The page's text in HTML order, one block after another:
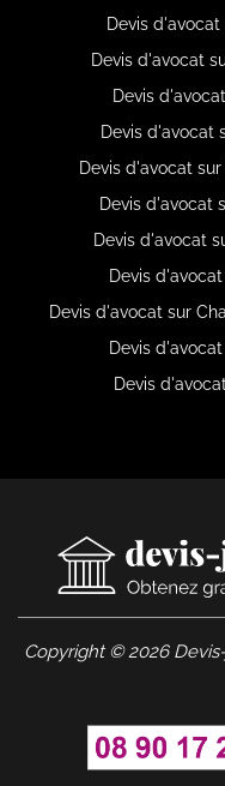
Devis
Devis d'avocat
Devis
Devis d'avocat
Devis d'avocat
Devis d'avocat
Devis d'avocat
Devis
Devis d'avocat sur
Devis
Devis
Copyright © 2026